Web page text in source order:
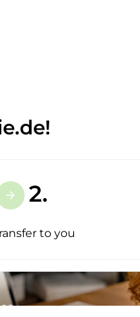
arrow_forward 2.
to you